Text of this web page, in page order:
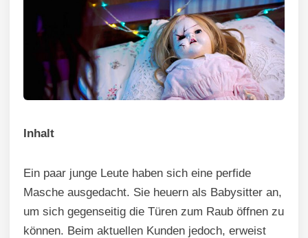
Inhalt
Ein paar junge Leute haben sich eine perfide
Masche ausgedacht. Sie heuern als Babysitter an,
um sich gegenseitig die Türen zum Raub öffnen zu
können. Beim aktuellen Kunden jedoch, erweist